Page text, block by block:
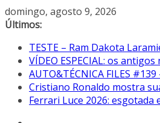
Pular
para
conteúdo
domingo, agosto 9, 2026
Últimos:
TESTE – Ram Dakota
VÍDEO ESPECIAL: os
AUTO&TÉCNICA FILES
Cristiano Ronaldo mostra
Ferrari Luce 2026: esgotada